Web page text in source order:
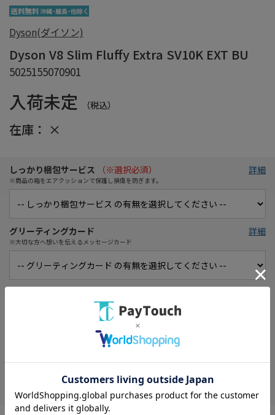
Dyson(ダイソン)
Dyson V8 Slim Fluffy Extra SV10K EXT BU
5025155070901
入荷未定 （税込）
在庫： ×
しっかり梱包サービス （※選択必須）
※商品の箱をエアクッションで保護し損傷を防ぎます。
詳細
グリーティングカード
※大切な方へ想いを伝えるメッセージカード
詳細
※1か月に延長！買ってすぐに使えなくても安心！